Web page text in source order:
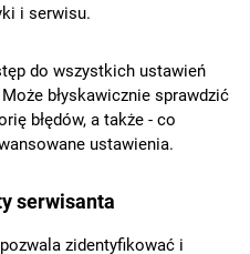
i serwisu.
do wszystkich ustawień
błyskawicznie sprawdzić
błędów, a także - co
ustawienia.
serwisanta
zidentyfikować i